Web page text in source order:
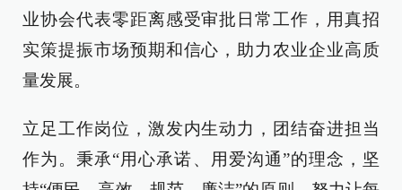
业协会代表零距离感受审批日常工作，用真招
实策提振市场预期和信心，助力农业企业高质
量发展。
立足工作岗位，激发内生动力，团结奋进担当
作为。秉承“用心承诺、用爱沟通”的理念，坚